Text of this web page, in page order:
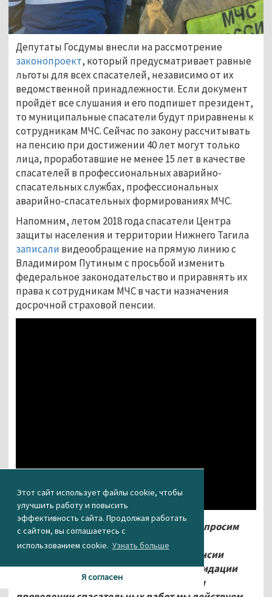
Этот сайт использует файлы cookie, чтобы
улучшить работу и повысить
эффективность сайта. Продолжая работать
с сайтом, вы соглашаетесь с
использованием cookie. Узнать больше
Я согласен
Депутаты Госдумы внесли на рассмотрение
законопроект, который предусматривает равные
льготы для всех спасателей, независимо от их
ведомственной принадлежности. Если документ
пройдёт все слушания и его подпишет президент,
то муниципальные спасатели будут приравнены к
сотрудникам МЧС. Сейчас по закону рассчитывать
на пенсию при достижении 40 лет могут только
лица, проработавшие не менее 15 лет в качестве
спасателей в профессиональных аварийно-
спасательных службах, профессиональных
аварийно-спасательных формированиях МЧС.
Напомним, летом 2018 года спасатели Центра
защиты населения и территории Нижнего Тагила
записали видеообращение на прямую линию с
Владимиром Путиным с просьбой изменить
федеральное законодательство и приравнять их
права к сотрудникам МЧС в части назначения
досрочной страховой пенсии.
«Уважаемый Владимир Владимирович, просим
Вас рассмотреть наше обращение об
установлении досрочной страховой пенсии
муниципальным спасателям. При ликвидации
последствий чрезвычайных ситуаций и